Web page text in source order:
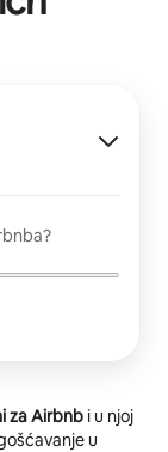
za Airbnb i u njoj
u